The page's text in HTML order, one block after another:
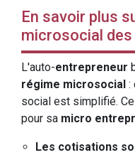
En savoir plus
microsocial
L'auto-entrepreneur
régime microsocial :
social est simplifié.
pour sa micro
Les cotisations